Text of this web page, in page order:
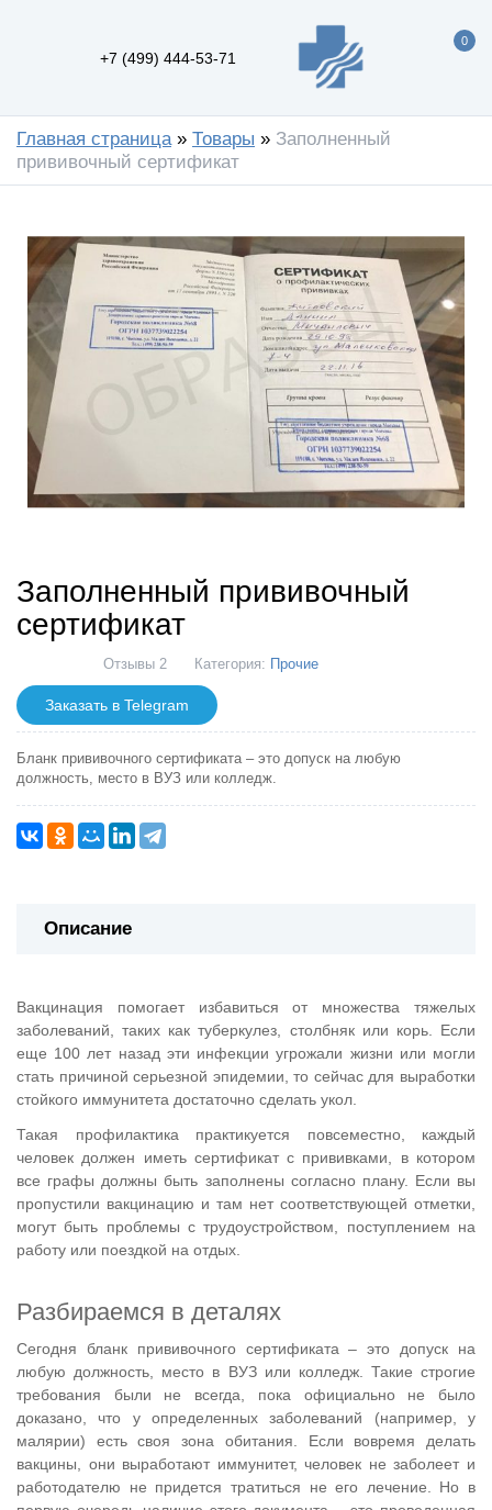
+7 (499) 444-53-71
0
Главная страница» Товары » Заполненный
прививочный сертификат
Заполненный прививочный
сертификат
Отзывы 2 Категория: Прочие
Заказать в Telegram
Бланк прививочного сертификата – это допуск на любую
должность, место в ВУЗ или колледж.
Описание
Вакцинация помогает избавиться от множества тяжелых
заболеваний, таких как туберкулез, столбняк или корь. Если
еще 100 лет назад эти инфекции угрожали жизни или могли
стать причиной серьезной эпидемии, то сейчас для выработки
стойкого иммунитета достаточно сделать укол.
Такая профилактика практикуется повсеместно, каждый
человек должен иметь сертификат с прививками, в котором
все графы должны быть заполнены согласно плану. Если вы
пропустили вакцинацию и там нет соответствующей отметки,
могут быть проблемы с трудоустройством, поступлением на
работу или поездкой на отдых.
Разбираемся в деталях
Сегодня бланк прививочного сертификата – это допуск на
любую должность, место в ВУЗ или колледж. Такие строгие
требования были не всегда, пока официально не было
доказано, что у определенных заболеваний (например, у
малярии) есть своя зона обитания. Если вовремя делать
вакцины, они выработают иммунитет, человек не заболеет и
работодателю не придется тратиться не его лечение. Но в